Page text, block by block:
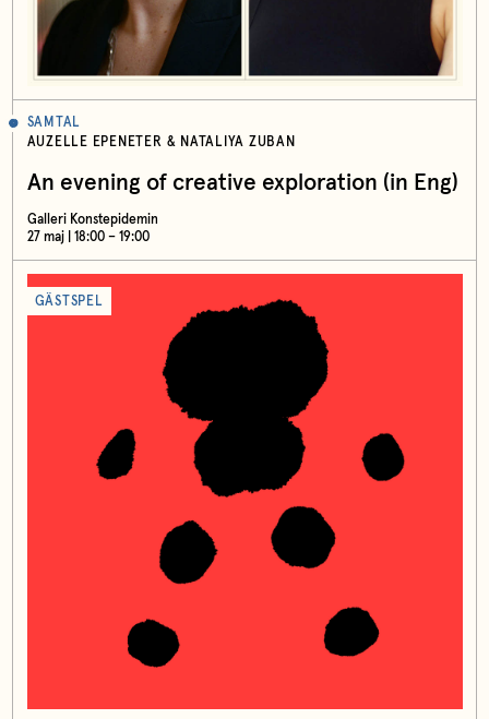
SAMTAL
AUZELLE EPENETER & NATALIYA ZUBAN
An evening of creative exploration (in Eng)
Galleri Konstepidemin
27 maj | 18:00 – 19:00
GÄSTSPEL